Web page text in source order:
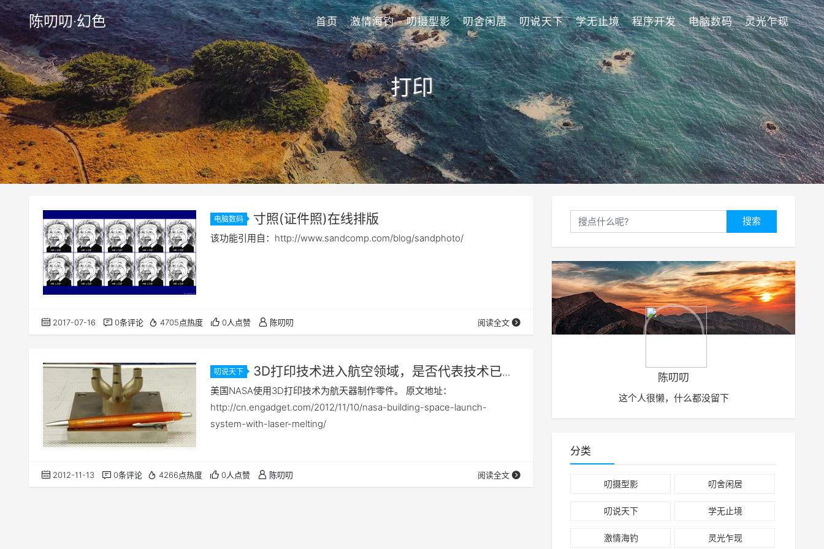
陈叨叨·幻色 首页 激情海钓 叨摄型影 叨舍闲居 叨说天下 学无止境 程序开发 电脑数码 灵光乍现
打印
电脑数码 寸照(证件照)在线排版
该功能引用自：http://www.sandcomp.com/blog/sandphoto/
2017-07-16 0条评论 4705点热度 0人点赞 陈叨叨 阅读全文
叨说天下
3D打印技术进入航空领域，是否代表技术已成
熟？！
美国NASA使用3D打印技术为航天器制作零件。 原文地址：
http://cn.engadget.com/2012/11/10/nasa-building-space-launch-
system-with-laser-melting/
2012-11-13 0条评论 4266点热度 0人点赞 陈叨叨 阅读全文
搜索
陈叨叨
这个人很懒，什么都没留下
分类
叨摄型影 叨舍闲居
叨说天下 学无止境
激情海钓 灵光乍现